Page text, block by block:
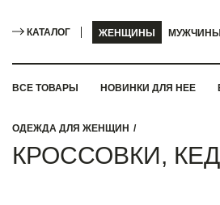
КАТАЛОГ ЖЕНЩИНЫ МУЖЧИНЫ
ВСЕ ТОВАРЫ НОВИНКИ ДЛЯ НЕЕ
ОДЕЖДА ДЛЯ ЖЕНЩИН
КРОССОВКИ,